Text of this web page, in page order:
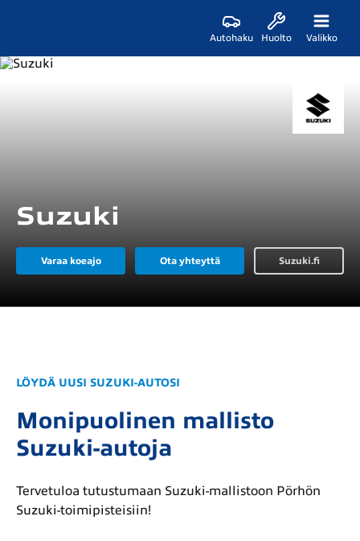
Autohaku Huolto Valikko
Suzuki
Varaa koeajo Ota yhteyttä Suzuki.fi
LÖYDÄ UUSI SUZUKI-AUTOSI
Monipuolinen mallisto
Suzuki-autoja
Tervetuloa tutustumaan Suzuki-mallistoon Pörhön
Suzuki-toimipisteisiin!